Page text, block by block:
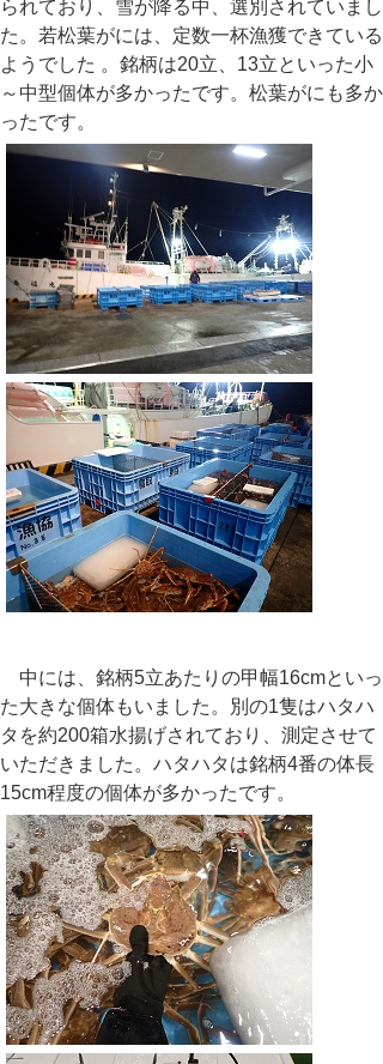
られており、雪が降る中、選別されていまし
た。若松葉がには、定数一杯漁獲できている
ようでした 。銘柄は20立、13立といった小
～中型個体が多かったです。松葉がにも多か
ったです。
中には、銘柄5立あたりの甲幅16cmといっ
た大きな個体もいました。別の1隻はハタハ
タを約200箱水揚げされており、測定させて
いただきました。ハタハタは銘柄4番の体長
15cm程度の個体が多かったです。